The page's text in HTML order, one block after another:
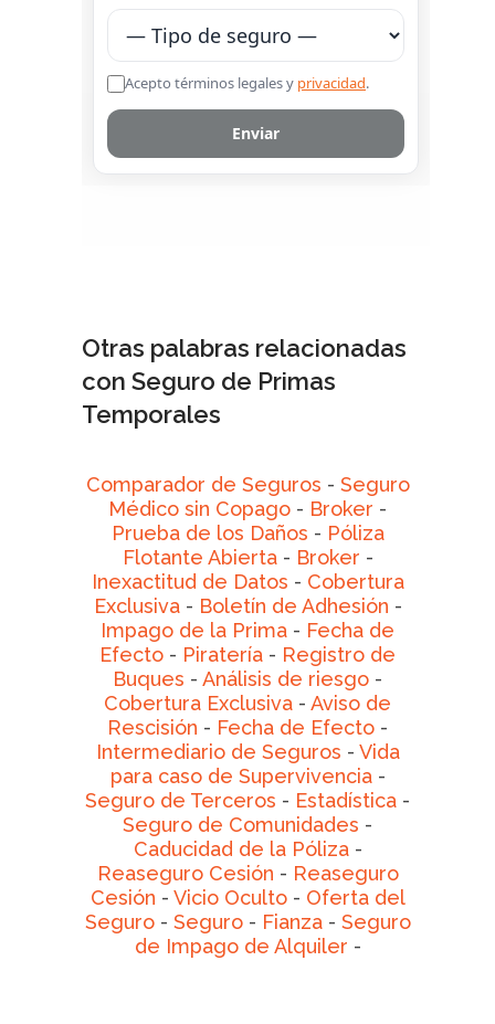
Otras palabras relacionadas
con Seguro de Primas
Temporales
Comparador de Seguros - Seguro
Médico sin Copago - Broker -
Prueba de los Daños - Póliza
Flotante Abierta- Broker -
Inexactitud de Datos - Cobertura
Exclusiva- Boletín de Adhesión -
Impago de la Prima - Fecha de
Efecto - Piratería - Registro de
Buques - Análisis de riesgo -
Cobertura Exclusiva - Aviso de
Rescisión - Fecha de Efecto -
Intermediario de Seguros - Vida
para caso de Supervivencia-
Seguro de Terceros - Estadística -
Seguro de Comunidades -
Caducidad de la Póliza-
Reaseguro Cesión - Reaseguro
Cesión - Vicio Oculto- Oferta del
Seguro- Seguro- Fianza- Seguro
de Impago de Alquiler -